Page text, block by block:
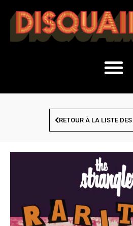
RETOUR À LA LISTE DES